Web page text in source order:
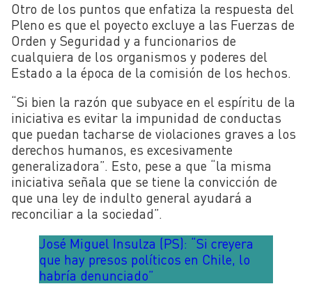
Otro de los puntos que enfatiza la respuesta del
Pleno es que el poyecto excluye a las Fuerzas de
Orden y Seguridad y a funcionarios de
cualquiera de los organismos y poderes del
Estado a la época de la comisión de los hechos.
“Si bien la razón que subyace en el espíritu de la
iniciativa es evitar la impunidad de conductas
que puedan tacharse de violaciones graves a los
derechos humanos, es excesivamente
generalizadora”. Esto, pese a que “la misma
iniciativa señala que se tiene la convicción de
que una ley de indulto general ayudará a
reconciliar a la sociedad”.
José Miguel Insulza (PS): “Si creyera
que hay presos políticos en Chile, lo
habría denunciado”